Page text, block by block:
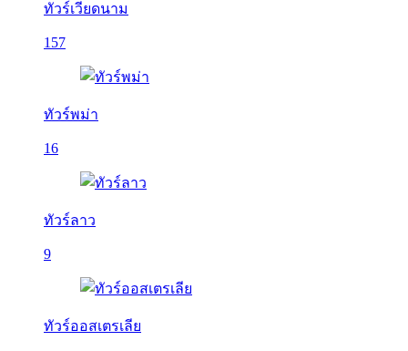
ทัวร์เวียดนาม
157
ทัวร์พม่า
16
ทัวร์ลาว
9
ทัวร์ออสเตรเลีย